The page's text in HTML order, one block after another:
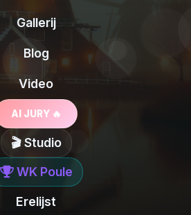
Gallerij
Blog
Video
AI JURY 🔥
🎬 Studio
WK Poule
Erelijst